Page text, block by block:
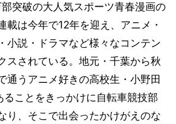
突破の大人気スポーツ青春漫画の
載は今年で12年を迎え、アニメ・
小説・ドラマなど様々なコンテン
スされている。地元・千葉から秋
通うアニメ好きの高校生・小野田
ことをきっかけに自転車競技部
り、そこで出会ったかけがえのな